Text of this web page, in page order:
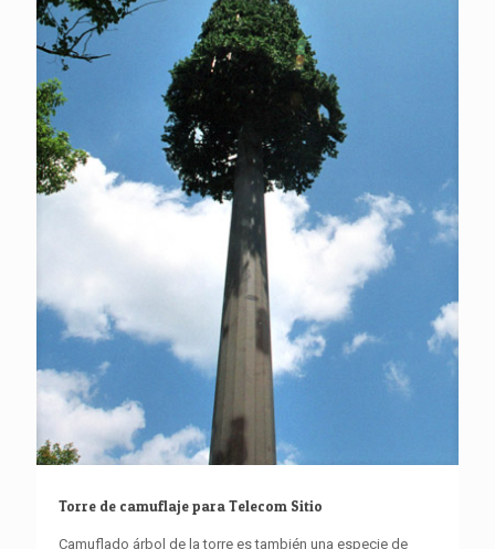
Torre de camuflaje para Telecom Sitio
Camuflado árbol de la torre es también una especie de